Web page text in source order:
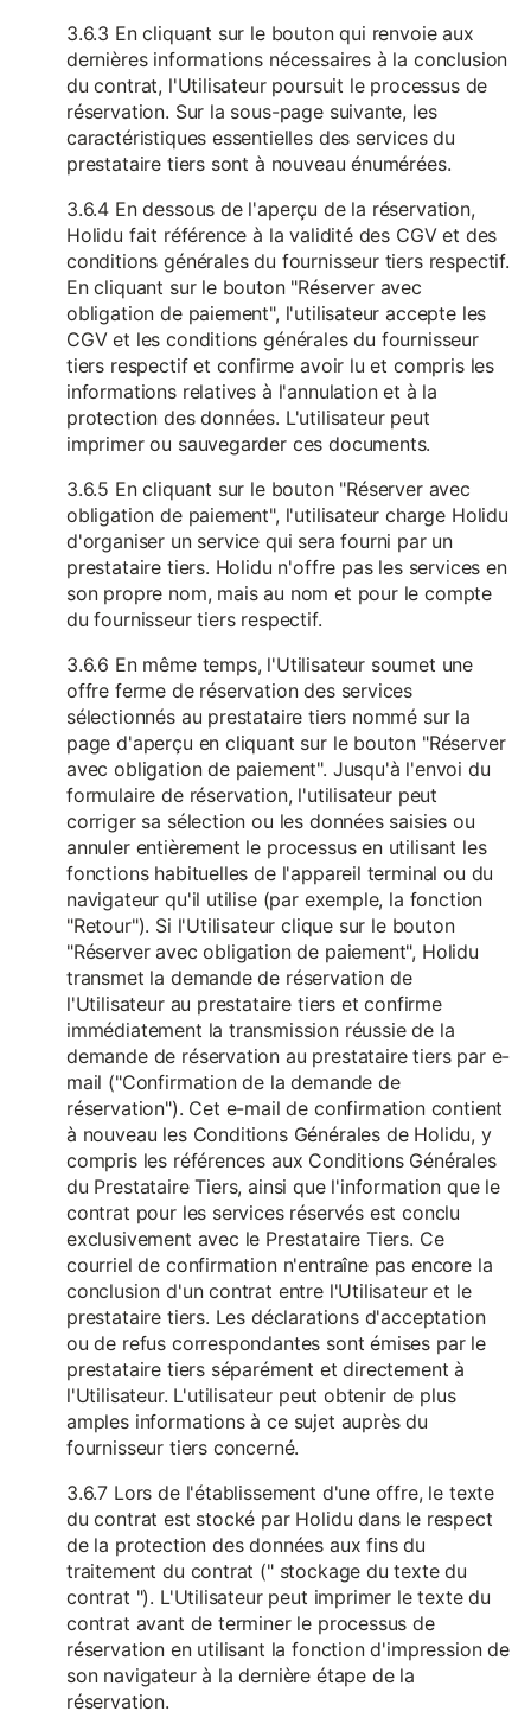
3.6.3 En cliquant sur le bouton qui renvoie aux
dernières informations nécessaires à la conclusion
du contrat, l'Utilisateur poursuit le processus de
réservation. Sur la sous-page suivante, les
caractéristiques essentielles des services du
prestataire tiers sont à nouveau énumérées.
3.6.4 En dessous de l'aperçu de la réservation,
Holidu fait référence à la validité des CGV et des
conditions générales du fournisseur tiers respectif.
En cliquant sur le bouton "Réserver avec
obligation de paiement", l'utilisateur accepte les
CGV et les conditions générales du fournisseur
tiers respectif et confirme avoir lu et compris les
informations relatives à l'annulation et à la
protection des données. L'utilisateur peut
imprimer ou sauvegarder ces documents.
3.6.5 En cliquant sur le bouton "Réserver avec
obligation de paiement", l'utilisateur charge Holidu
d'organiser un service qui sera fourni par un
prestataire tiers. Holidu n'offre pas les services en
son propre nom, mais au nom et pour le compte
du fournisseur tiers respectif.
3.6.6 En même temps, l'Utilisateur soumet une
offre ferme de réservation des services
sélectionnés au prestataire tiers nommé sur la
page d'aperçu en cliquant sur le bouton "Réserver
avec obligation de paiement". Jusqu'à l'envoi du
formulaire de réservation, l'utilisateur peut
corriger sa sélection ou les données saisies ou
annuler entièrement le processus en utilisant les
fonctions habituelles de l'appareil terminal ou du
navigateur qu'il utilise (par exemple, la fonction
"Retour"). Si l'Utilisateur clique sur le bouton
"Réserver avec obligation de paiement", Holidu
transmet la demande de réservation de
l'Utilisateur au prestataire tiers et confirme
immédiatement la transmission réussie de la
demande de réservation au prestataire tiers par e-
mail ("Confirmation de la demande de
réservation"). Cet e-mail de confirmation contient
à nouveau les Conditions Générales de Holidu, y
compris les références aux Conditions Générales
du Prestataire Tiers, ainsi que l'information que le
contrat pour les services réservés est conclu
exclusivement avec le Prestataire Tiers. Ce
courriel de confirmation n'entraîne pas encore la
conclusion d'un contrat entre l'Utilisateur et le
prestataire tiers. Les déclarations d'acceptation
ou de refus correspondantes sont émises par le
prestataire tiers séparément et directement à
l'Utilisateur. L'utilisateur peut obtenir de plus
amples informations à ce sujet auprès du
fournisseur tiers concerné.
3.6.7 Lors de l'établissement d'une offre, le texte
du contrat est stocké par Holidu dans le respect
de la protection des données aux fins du
traitement du contrat (" stockage du texte du
contrat "). L'Utilisateur peut imprimer le texte du
contrat avant de terminer le processus de
réservation en utilisant la fonction d'impression de
son navigateur à la dernière étape de la
réservation.